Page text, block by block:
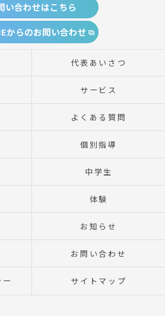
い合わせはこちら
からのお問い合わせ
代表あいさつ
サービス
よくある質問
個別指導
中学生
体験
お知らせ
お問い合わせ
サイトマップ